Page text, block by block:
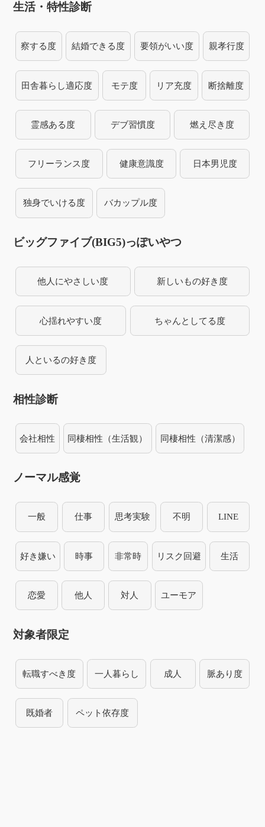
生活・特性診断
察する度 結婚できる度 要領がいい度 親孝行度
田舎暮らし適応度 モテ度 リア充度 断捨離度
霊感ある度 デブ習慣度 燃え尽き度
フリーランス度 健康意識度 日本男児度
独身でいける度 バカップル度
ビッグファイブ(BIG5)っぽいやつ
他人にやさしい度 新しいもの好き度
心揺れやすい度 ちゃんとしてる度
人といるの好き度
相性診断
会社相性 同棲相性（生活観） 同棲相性（清潔感）
ノーマル感覚
一般 仕事 思考実験 不明 LINE
好き嫌い 時事 非常時 リスク回避 生活
恋愛 他人 対人 ユーモア
対象者限定
転職すべき度 一人暮らし 成人 脈あり度
既婚者 ペット依存度